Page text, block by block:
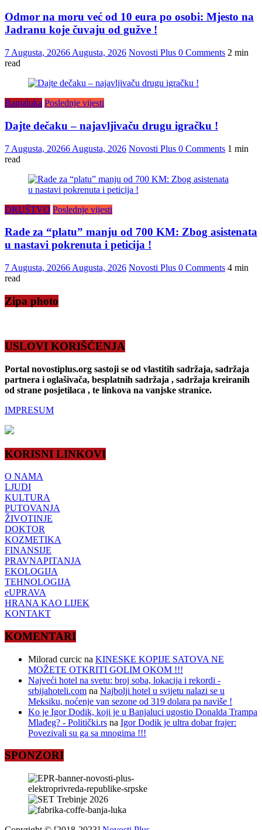
Odmor na moru već od 10 eura po osobi: Mjesto na
Jadranu koje čuvaju od gužve !
7 Augusta, 20266 Augusta, 2026 Novosti Plus 0 Comments 2 min
read
Banjaluka Poslednje vijesti
Dajte dečaku – najavljivaču drugu igračku !
7 Augusta, 20266 Augusta, 2026 Novosti Plus 0 Comments 1 min
read
DRUŠTVO Poslednje vijesti
Rade za “platu” manju od 700 KM: Zbog asistenata
u nastavi pokrenuta i peticija !
7 Augusta, 20266 Augusta, 2026 Novosti Plus 0 Comments 4 min
read
Zipa photo
USLOVI KORIŠĆENJA
Portal novostiplus.org sastoji se od vlastitih sadržaja, sadržaja
partnera i oglašivača, besplatnih sadržaja , sadržaja kreiranih
od strane posjetilaca , te linkova na vanjske stranice.
IMPRESUM
KORISNI LINKOVI
O NAMA
LJUDI
KULTURA
PUTOVANJA
ŽIVOTINJE
DOKTOR
KOZMETIKA
FINANSIJE
PRAVNAPITANJA
EKOLOGIJA
TEHNOLOGIJA
eUPRAVA
HRANA KAO LIJEK
KONTAKT
KOMENTARI
Milorad curcic na KINESKE KOPIJE SATOVA NE
MOŽETE OTKRITI GOLIM OKOM !!!
Najveći hotel na svetu: broj soba, lokacija i rekordi -
srbijahoteli.com na Najbolji hotel u svijetu nalazi se u
Meksiku, noćenje van sezone od 319 dolara pa naviše !
Ko je Igor Dodik, koji je u Banjaluci ugostio Donalda Trampa
Mlađeg? - Politički.rs na Igor Dodik je ultra dobar frajer:
Povezivali su ga sa mnogima !!!
SPONZORI